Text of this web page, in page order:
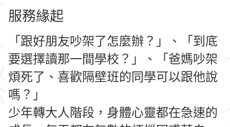
服務緣起
「跟好朋友吵架了怎麼辦？」、「到底
要選擇讀那一間學校？」、「爸媽吵架
煩死了、喜歡隔壁班的同學可以跟他說
嗎？」
少年轉大人階段，身體心靈都在急速的